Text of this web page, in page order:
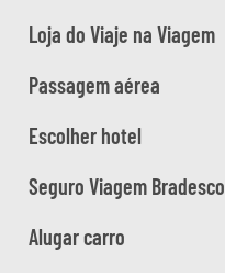
Loja do Viaje na Viagem
Passagem aérea
Escolher hotel
Seguro Viagem Bradesco
Alugar carro